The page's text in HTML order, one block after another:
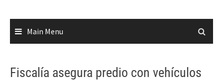
Main Menu
Fiscalía asegura predio con vehículos